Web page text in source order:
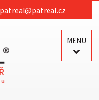
patreal@patreal.cz
MENU